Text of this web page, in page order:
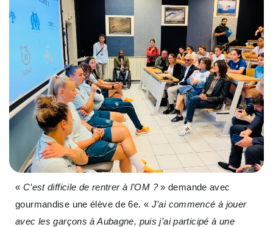
« C’est difficile de rentrer à l’OM ?» demande avec
gourmandise une élève de 6e. « J’ai commencé à jouer
avec les garçons à Aubagne, puis j’ai participé à une